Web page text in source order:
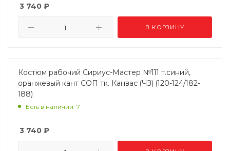
3 740 ₽
В КОРЗИНУ
Костюм рабочий Сириус-Мастер №111 т.синий,
оранжевый кант СОП тк. Канвас (ЧЗ) (120-124/182-
188)
Есть в наличии: 7
3 740 ₽